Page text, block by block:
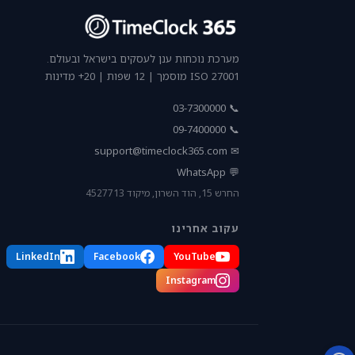
מערכת נוכחות ענן לעסקים בישראל ובעולם.
ISO 27001 מוסמך | 12 שפות | 20+ מדינות
📞 03-7300000
📞 09-7400000
✉
support@timeclock365.com
💬 WhatsApp
החרש 15, הוד השרון, מיקוד 4527713
עקוב אחרינו
YouTube
Facebook
LinkedIn
Instagram